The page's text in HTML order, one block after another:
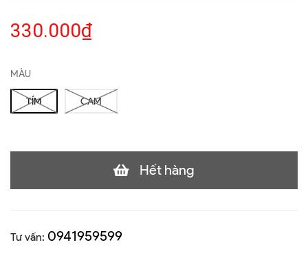
330.000₫
MÀU
TÍM CAM
Hết hàng
Tư vấn: 0941959599